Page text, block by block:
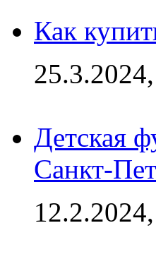
Как
Детская
Санкт-